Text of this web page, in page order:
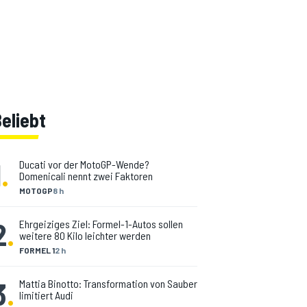
. MOTOGP8 h
Ducati vor der MotoGP-Wende?
Domenicali nennt zwei Faktoren
. FORMEL 12 h
Ehrgeiziges Ziel: Formel-1-Autos sollen
weitere 80 Kilo leichter werden
. Mattia Binotto: Transformation von Sauber
limitiert Audi